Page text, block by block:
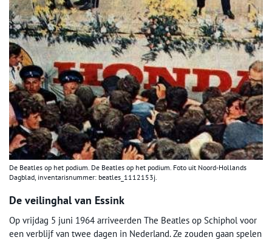
De Beatles op het podium. De Beatles op het podium. Foto uit Noord-Hollands
Dagblad, inventarisnummer: beatles_1112153j.
De veilinghal van Essink
Op vrijdag 5 juni 1964 arriveerden The Beatles op Schiphol voor
een verblijf van twee dagen in Nederland. Ze zouden gaan spelen